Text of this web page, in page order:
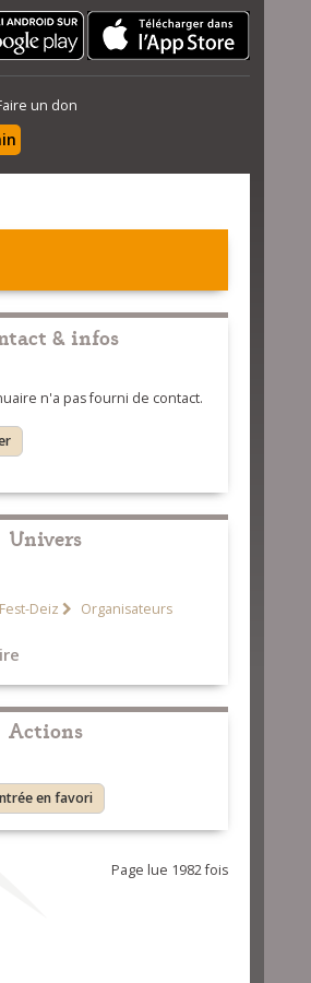
un don
& infos
n'a pas fourni de contact.
Univers
Deiz Organisateurs
Actions
en favori
Page lue 1982 fois